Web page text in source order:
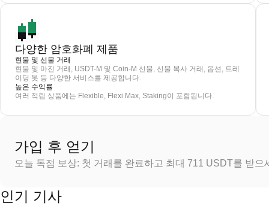
다양한 암호화폐 제품
현물 및 선물 거래
현물 및 마진 거래, USDT-M 및 Coin-M 선물, 선물 복사 거래, 옵션, 트레
이딩 봇 등 다양한 서비스를 제공합니다.
높은 수익률
여러 적립 상품에는 Flexible, Flexi Max, Staking이 포함됩니다.
가입 후 얻기
오늘 독점 보상: 첫 거래를 완료하고 최대 711 USDT를 받으
인기 기사